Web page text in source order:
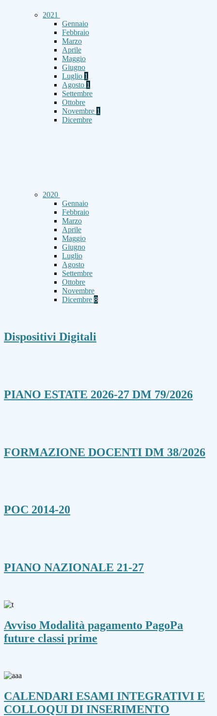
2021
Gennaio
Febbraio
Marzo
Aprile
Maggio
Giugno
Luglio 1
Agosto 1
Settembre
Ottobre
Novembre 1
Dicembre
2020
Gennaio
Febbraio
Marzo
Aprile
Maggio
Giugno
Luglio
Agosto
Settembre
Ottobre
Novembre
Dicembre 8
Dispositivi Digitali
PIANO ESTATE 2026-27 DM 79/2026
FORMAZIONE DOCENTI DM 38/2026
POC 2014-20
PIANO NAZIONALE 21-27
Avviso Modalità pagamento PagoPa
future classi prime
CALENDARI ESAMI INTEGRATIVI E
COLLOQUI DI INSERIMENTO